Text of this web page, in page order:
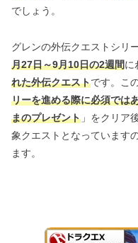
でしょう。
グレンの外伝クエストシリ
月27日～9月10日の2週間に
れた外伝クエストです。こ
リーを進める際に必須では
まのプレゼント 」をクリア
象クエストとなっています
ます。